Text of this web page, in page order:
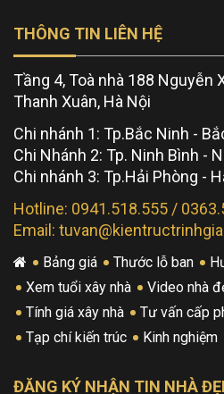
THÔNG TIN LIÊN HỆ
Tầng 4, Toà nhà 188 Nguyễn
Thanh Xuân, Hà Nội
Chi nhánh 1: Tp.Bắc Ninh -
Chi Nhánh 2: Tp. Ninh Bình -
Chi nhánh 3: Tp.Hải Phòng -
Hotline: 0941.518.555 /
Email:
Bảng giá Thước lỗ ban
Xem tuổi xây nhà
Video nhà
Tính giá xây nhà
Tư vấn cấp
Tạp chí kiến trúc
Kinh nghiệm
ĐĂNG KÝ NHẬN TIN NHÀ